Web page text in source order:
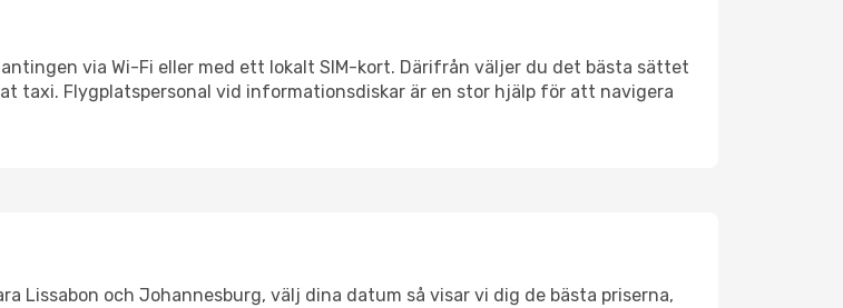
via Wi-Fi eller med ett lokalt SIM-kort. Därifrån väljer du det bästa sättet
taxi. Flygplatspersonal vid informationsdiskar är en stor hjälp för att navigera
Lissabon och Johannesburg, välj dina datum så visar vi dig de bästa priserna,